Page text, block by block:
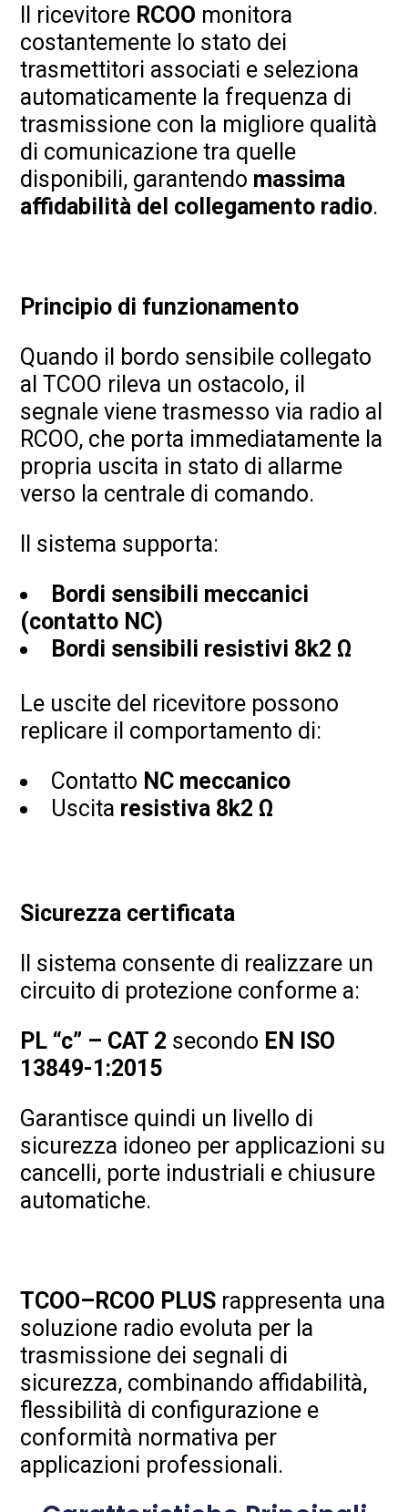
Il ricevitore RCOO monitora
costantemente lo stato dei
trasmettitori associati e seleziona
automaticamente la frequenza di
trasmissione con la migliore qualità
di comunicazione tra quelle
disponibili, garantendo massima
affidabilità del collegamento radio.
Principio di funzionamento
Quando il bordo sensibile collegato
al TCOO rileva un ostacolo, il
segnale viene trasmesso via radio al
RCOO, che porta immediatamente la
propria uscita in stato di allarme
verso la centrale di comando.
Il sistema supporta:
Bordi sensibili meccanici
(contatto NC)
Bordi sensibili resistivi 8k2 Ω
Le uscite del ricevitore possono
replicare il comportamento di:
Contatto NC meccanico
Uscita resistiva 8k2 Ω
Sicurezza certificata
Il sistema consente di realizzare un
circuito di protezione conforme a:
PL “c” – CAT 2 secondo EN ISO
13849-1:2015
Garantisce quindi un livello di
sicurezza idoneo per applicazioni su
cancelli, porte industriali e chiusure
automatiche.
TCOO–RCOO PLUS rappresenta una
soluzione radio evoluta per la
trasmissione dei segnali di
sicurezza, combinando affidabilità,
flessibilità di configurazione e
conformità normativa per
applicazioni professionali.